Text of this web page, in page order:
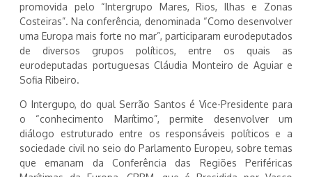
promovida pelo “Intergrupo Mares, Rios, Ilhas e Zonas
Costeiras”. Na conferência, denominada “Como desenvolver
uma Europa mais forte no mar”, participaram eurodeputados
de diversos grupos políticos, entre os quais as
eurodeputadas portuguesas Cláudia Monteiro de Aguiar e
Sofia Ribeiro.
O Intergupo, do qual Serrão Santos é Vice-Presidente para
o “conhecimento Marítimo”, permite desenvolver um
diálogo estruturado entre os responsáveis políticos e a
sociedade civil no seio do Parlamento Europeu, sobre temas
que emanam da Conferência das Regiões Periféricas